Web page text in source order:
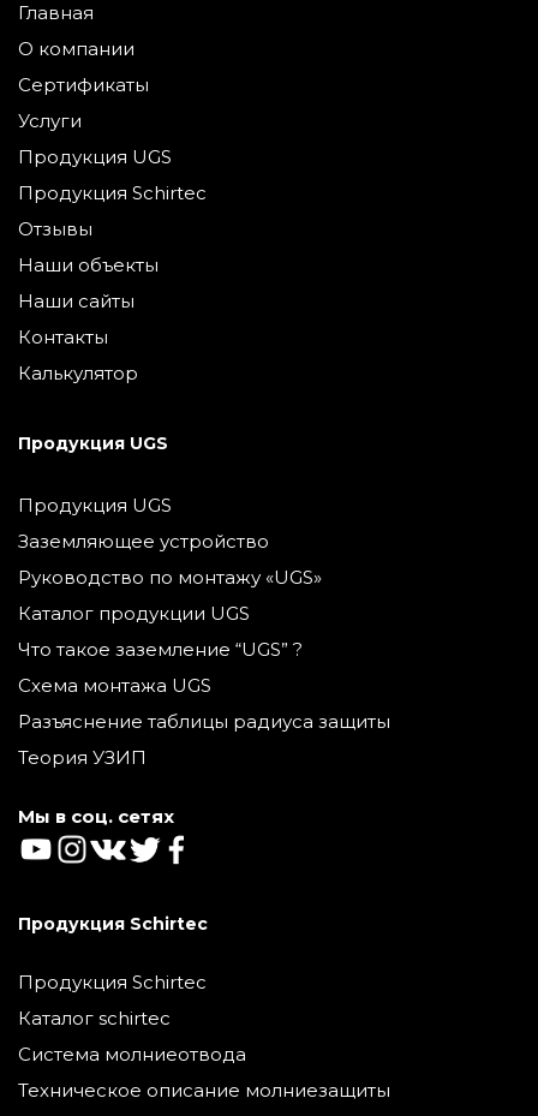
Главная
О компании
Сертификаты
Услуги
Продукция UGS
Продукция Schirtec
Отзывы
Наши объекты
Наши сайты
Контакты
Калькулятор
Продукция UGS
Продукция UGS
Заземляющее устройство
Руководство по монтажу «UGS»
Каталог продукции UGS
Что такое заземление “UGS” ?
Схема монтажа UGS
Разъяснение таблицы радиуса защиты
Теория УЗИП
Мы в соц. сетях
Продукция Schirtec
Продукция Schirtec
Каталог schirtec
Система молниеотвода
Техническое описание молниезащиты